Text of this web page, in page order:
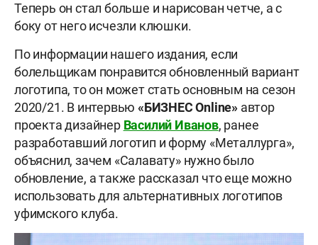
Теперь он стал больше и нарисован четче, а с
боку от него исчезли клюшки.
По информации нашего издания, если
болельщикам понравится обновленный вариант
логотипа, то он может стать основным на сезон
2020/21. В интервью«БИЗНЕС Online» автор
проекта дизайнер Василий Иванов, ранее
разработавший логотип и форму «Металлурга»,
объяснил, зачем «Салавату» нужно было
обновление, а также рассказал что еще можно
использовать для альтернативных логотипов
уфимского клуба.